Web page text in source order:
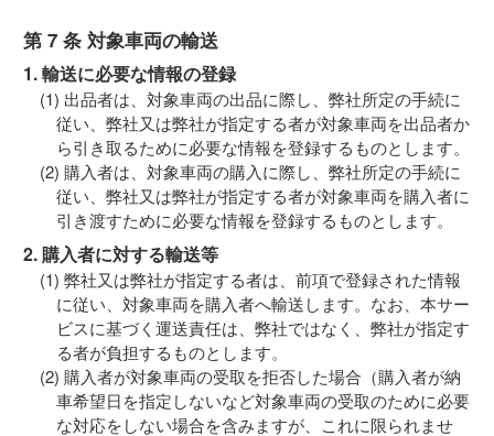
第 7 条 対象車両の輸送
1. 輸送に必要な情報の登録
出品者は、対象車両の出品に際し、弊社所定の手続に
従い、弊社又は弊社が指定する者が対象車両を出品者か
ら引き取るために必要な情報を登録するものとします。
購入者は、対象車両の購入に際し、弊社所定の手続に
従い、弊社又は弊社が指定する者が対象車両を購入者に
引き渡すために必要な情報を登録するものとします。
2. 購入者に対する輸送等
弊社又は弊社が指定する者は、前項で登録された情報
に従い、対象車両を購入者へ輸送します。なお、本サー
ビスに基づく運送責任は、弊社ではなく、弊社が指定す
る者が負担するものとします。
購入者が対象車両の受取を拒否した場合（購入者が納
車希望日を指定しないなど対象車両の受取のために必要
な対応をしない場合を含みますが、これに限られませ